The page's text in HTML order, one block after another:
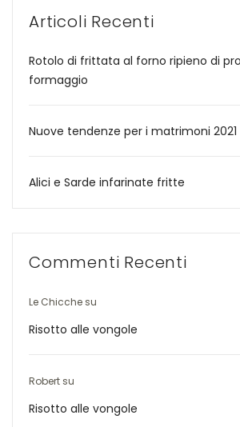
Articoli Recenti
Rotolo di frittata al forno ripieno di
formaggio
Nuove tendenze per i matrimoni 2021
Alici e Sarde infarinate fritte
Commenti Recenti
Le Chicche su
Risotto alle vongole
Robert su
Risotto alle vongole